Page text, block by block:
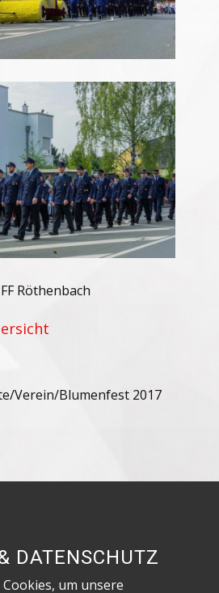
Röthenbach
/Verein/Blumenfest 2017
DATENSCHUTZ
um unsere